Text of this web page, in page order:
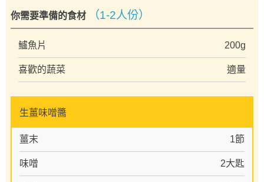
你需要準備的食材 （1-2人份）
鱸魚片 200g
喜歡的蔬菜 適量
生薑味噌醬
薑末 1節
味噌 2大匙